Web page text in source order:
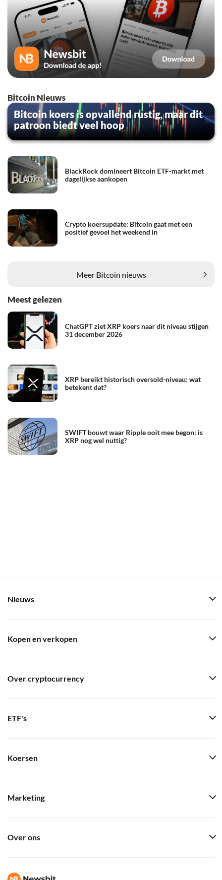
Bitcoin Nieuws
Bitcoin koers is opvallend rustig, maar dit
patroon biedt veel hoop
BlackRock domineert Bitcoin ETF-markt met
dagelijkse aankopen
Crypto koersupdate: Bitcoin gaat met een
positief gevoel het weekend in
Meer Bitcoin nieuws
Meest gelezen
ChatGPT ziet XRP koers naar dit niveau stijgen
31 december 2026
XRP bereikt historisch oversold-niveau: wat
betekent dat?
SWIFT bouwt waar Ripple ooit mee begon: is
XRP nog wel nuttig?
Nieuws
Kopen en verkopen
Over cryptocurrency
ETF's
Koersen
Marketing
Over ons